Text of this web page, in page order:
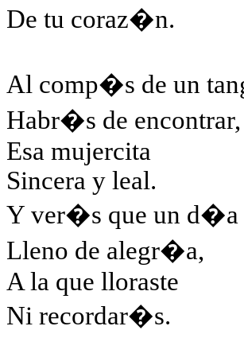
De tu coraz�n.
Al comp�s de un
Habr�s de encontrar,
Esa mujercita
Sincera y leal.
Y ver�s que un d�a
Lleno de alegr�a,
A la que lloraste
Ni recordar�s.